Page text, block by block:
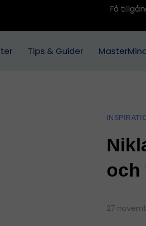
Få
Tips & Guider
och
27